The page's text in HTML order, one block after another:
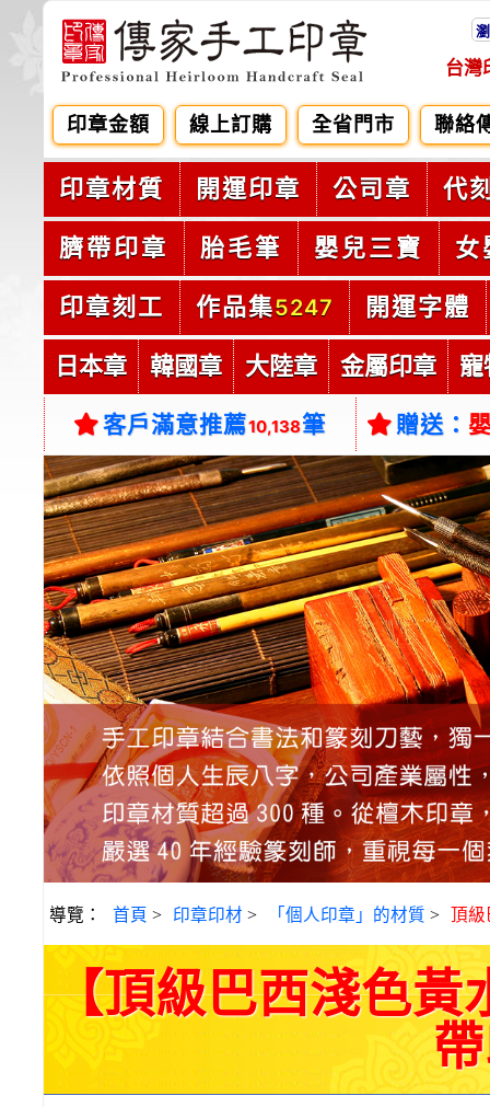
台灣
印章金額 線上訂購 全省門市 聯絡
印章材質 開運印章 公司章 代
臍帶印章 胎毛筆 嬰兒三寶 女
印章刻工 作品集5247 開運字體
日本章 韓國章 大陸章 金屬印章 寵
客戶滿意推薦10,138筆 贈送：
導覽： 首頁 > 印章印材 > 「個人印章」的材質 > 頂
【頂級巴西淺色黃